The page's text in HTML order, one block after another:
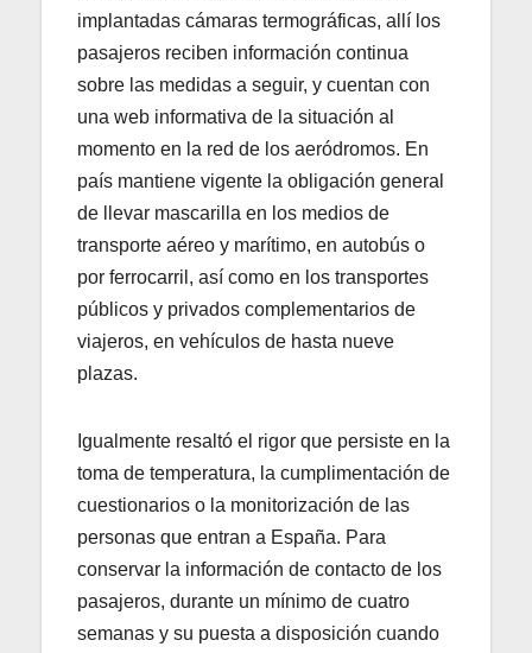
implantadas cámaras termográficas, allí los
pasajeros reciben información continua
sobre las medidas a seguir, y cuentan con
una web informativa de la situación al
momento en la red de los aeródromos. En
país mantiene vigente la obligación general
de llevar mascarilla en los medios de
transporte aéreo y marítimo, en autobús o
por ferrocarril, así como en los transportes
públicos y privados complementarios de
viajeros, en vehículos de hasta nueve
plazas.
Igualmente resaltó el rigor que persiste en la
toma de temperatura, la cumplimentación de
cuestionarios o la monitorización de las
personas que entran a España. Para
conservar la información de contacto de los
pasajeros, durante un mínimo de cuatro
semanas y su puesta a disposición cuando